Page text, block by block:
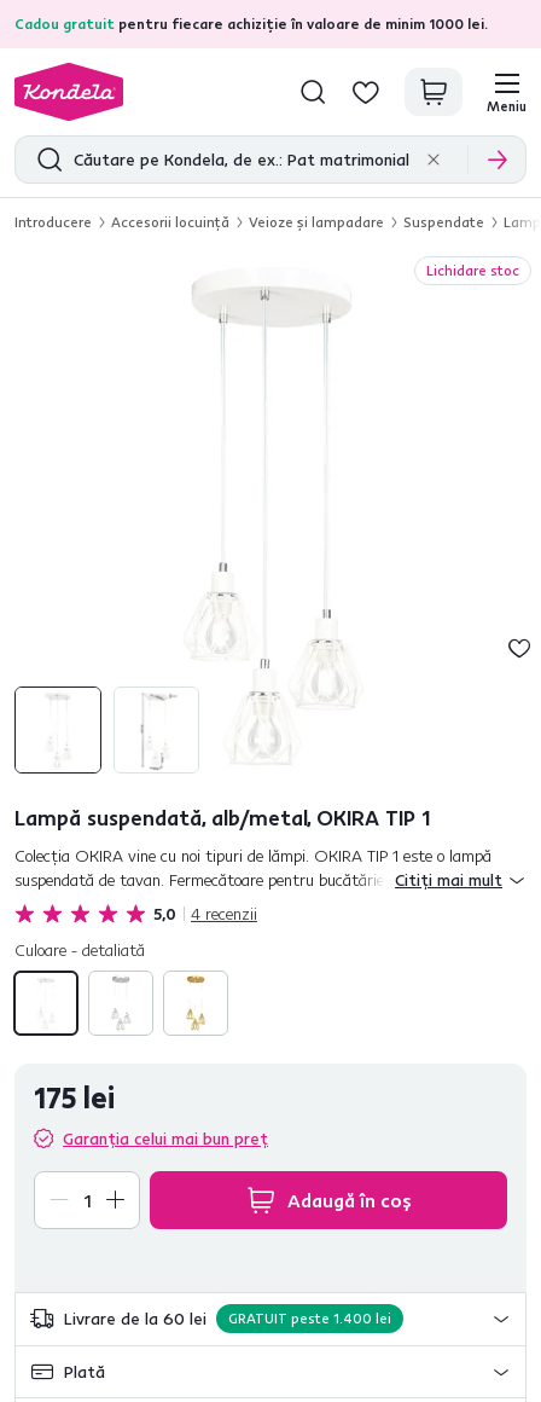
Cadou gratuit pentru fiecare achiziție în valoare de minim 1000 lei.
4,7 31.157 recenzii de produs verificate
Meniu
Introducere Accesorii locuinţă Veioze şi lampadare Suspendate
Lichidare stoc
Lampă suspendată, alb/metal, OKIRA TIP 1
5,0 4 recenzii
Colecţia OKIRA vine cu noi tipuri de lămpi. OKIRA TIP 1 este o lampă
suspendată de tavan. Fermecătoare pentru bucătărie -deasupra mesei de
bucătărie sau a blatului, deasupra scărilor sau într-o ca...
Citiți mai mult
Culoare - detaliată
175 lei
Garanția celui mai bun preț
Adaugă în coș
Livrare de la 60 lei GRATUIT peste 1.400 lei
Plată